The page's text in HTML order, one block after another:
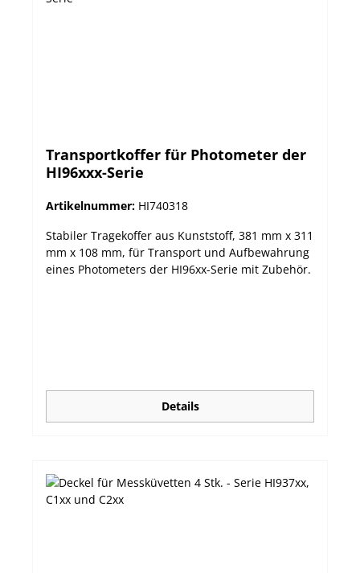
Transportkoffer für Photometer der
HI96xxx-Serie
Artikelnummer: HI740318
Stabiler Tragekoffer aus Kunststoff, 381 mm x 311
mm x 108 mm, für Transport und Aufbewahrung
eines Photometers der HI96xx-Serie mit Zubehör.
Details